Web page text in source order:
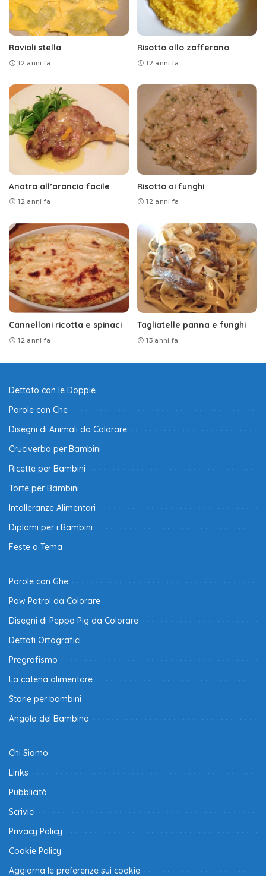
Ravioli stella
12 anni fa
Risotto allo zafferano
12 anni fa
Anatra all’arancia facile
12 anni fa
Risotto ai funghi
12 anni fa
Cannelloni ricotta e spinaci
12 anni fa
Tagliatelle panna e funghi
13 anni fa
Dettato con le Doppie
Parole con Che
Disegni di Animali da Colorare
Cruciverba per Bambini
Ricette per Bambini
Torte per Bambini
Intolleranze Alimentari
Diplomi per i Bambini
Feste a Tema
Parole con Ghe
Paw Patrol da Colorare
Disegni di Peppa Pig da Colorare
Dettati Ortografici
Pregrafismo
La catena alimentare
Storie per bambini
Angolo del Bambino
Chi Siamo
Links
Pubblicità
Scrivici
Privacy Policy
Cookie Policy
Aggiorna le preferenze sui cookie